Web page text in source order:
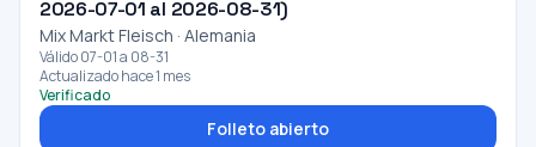
2026-07-01 al 2026-08-31)
Mix Markt Fleisch · Alemania
Válido 07-01 a 08-31
Actualizado hace 1 mes
Verificado
Folleto abierto